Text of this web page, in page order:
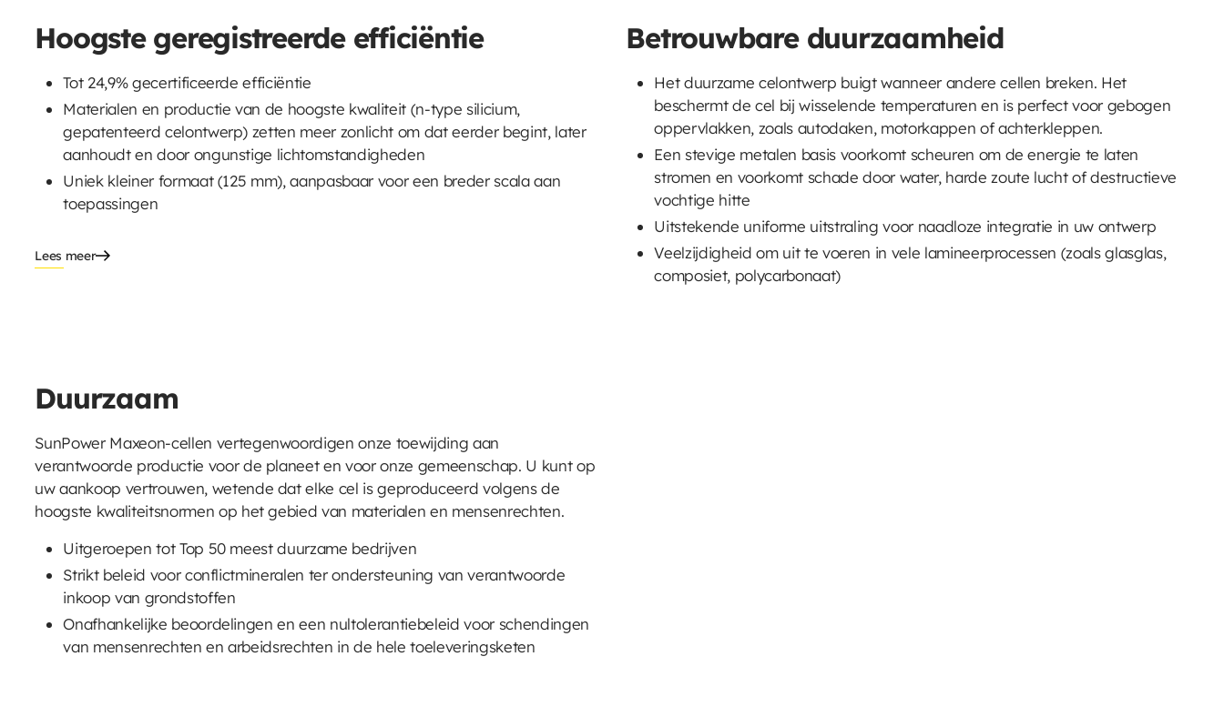
Hoogste geregistreerde efficiëntie
Tot 24,9% gecertificeerde efficiëntie
Materialen en productie van de hoogste kwaliteit (n-type silicium,
gepatenteerd celontwerp) zetten meer zonlicht om dat eerder begint, later
aanhoudt en door ongunstige lichtomstandigheden
Uniek kleiner formaat (125 mm), aanpasbaar voor een breder scala aan
toepassingen
Lees meer
Betrouwbare duurzaamheid
Het duurzame celontwerp buigt wanneer andere cellen breken. Het
beschermt de cel bij wisselende temperaturen en is perfect voor gebogen
oppervlakken, zoals autodaken, motorkappen of achterkleppen.
Een stevige metalen basis voorkomt scheuren om de energie te laten
stromen en voorkomt schade door water, harde zoute lucht of destructieve
vochtige hitte
Uitstekende uniforme uitstraling voor naadloze integratie in uw ontwerp
Veelzijdigheid om uit te voeren in vele lamineerprocessen (zoals glasglas,
composiet, polycarbonaat)
Duurzaam
SunPower Maxeon-cellen vertegenwoordigen onze toewijding aan
verantwoorde productie voor de planeet en voor onze gemeenschap. U kunt op
uw aankoop vertrouwen, wetende dat elke cel is geproduceerd volgens de
hoogste kwaliteitsnormen op het gebied van materialen en mensenrechten.
Uitgeroepen tot Top 50 meest duurzame bedrijven
Strikt beleid voor conflictmineralen ter ondersteuning van verantwoorde
inkoop van grondstoffen
Onafhankelijke beoordelingen en een nultolerantiebeleid voor schendingen
van mensenrechten en arbeidsrechten in de hele toeleveringsketen